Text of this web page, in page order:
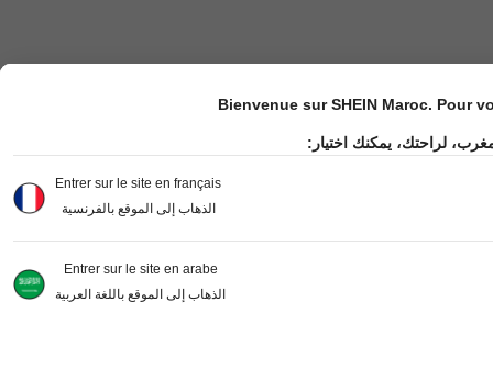
Bienvenue sur SHEIN Maroc. Pour
لراحتك، يمكنك اختيار:
Entrer sur le site en français
الذهاب إلى الموقع بالفرنسية
Entrer sur le site en arabe
الذهاب إلى الموقع باللغة العربية